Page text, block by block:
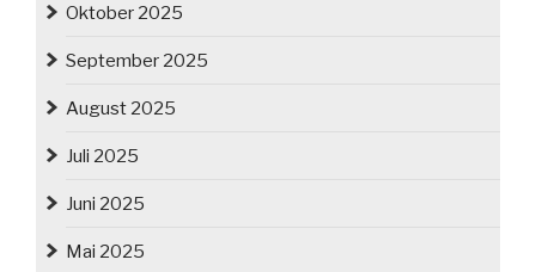
Oktober 2025
September 2025
August 2025
Juli 2025
Juni 2025
Mai 2025